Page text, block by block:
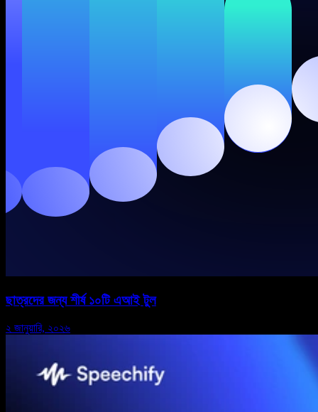
ছাত্রদের জন্য শীর্ষ ১০টি এআই টুল
২ জানুয়ারি, ২০২৬